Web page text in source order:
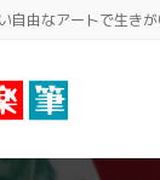
自由なアートで生き